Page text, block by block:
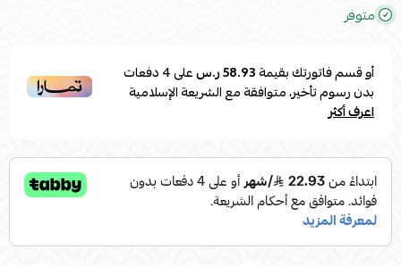
متوفر
أو قسم فاتورتك بقيمة58.93 ر.س على4دفعات
بدون رسوم تأخير، متوافقة مع الشريعة الإسلامية
اعرف أكثر